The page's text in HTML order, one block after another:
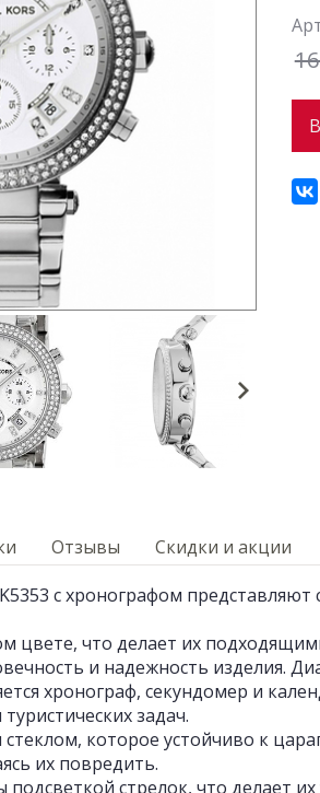
с хронографом
цвете, что делает их
и надежность изделия.
хронограф, секундомер и
задач.
которое устойчиво к
их повредить.
стрелок, что делает
Отзывы Скидки и акции